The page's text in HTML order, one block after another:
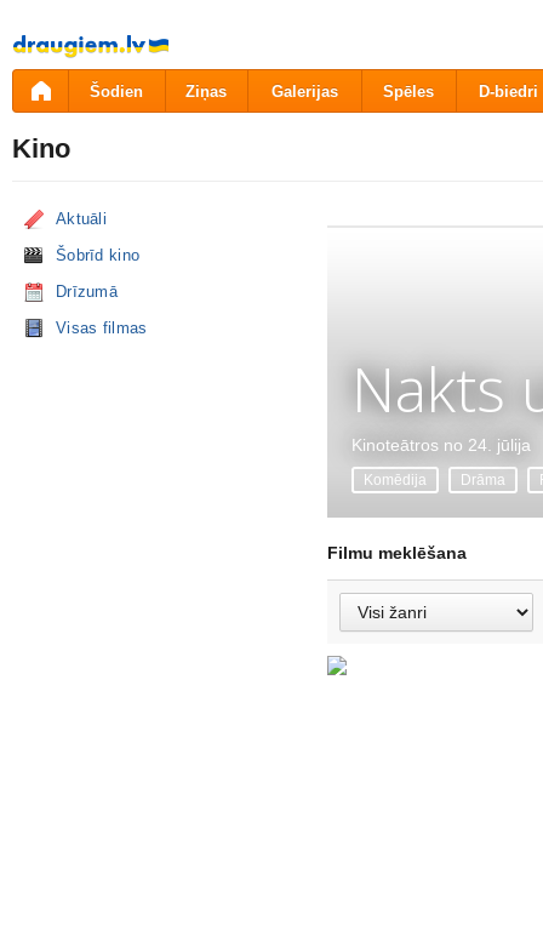
Pāriet
uz
saturu
Šodien Ziņas Galerijas Spēles D-biedri
Kino
Aktuāli
Šobrīd kino
Drīzumā
Visas filmas
Nakts
Kinoteātros no 24. jūlija
Komēdija Drāma
Filmu meklēšana